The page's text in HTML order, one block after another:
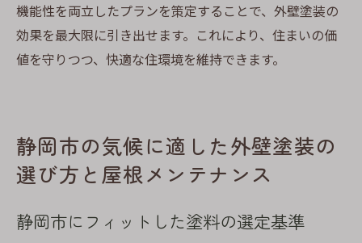
機能性を両立したプランを策定することで、外壁塗装の
効果を最大限に引き出せます。これにより、住まいの価
値を守りつつ、快適な住環境を維持できます。
静岡市の気候に適した外壁塗装の
選び方と屋根メンテナンス
静岡市にフィットした塗料の選定基準